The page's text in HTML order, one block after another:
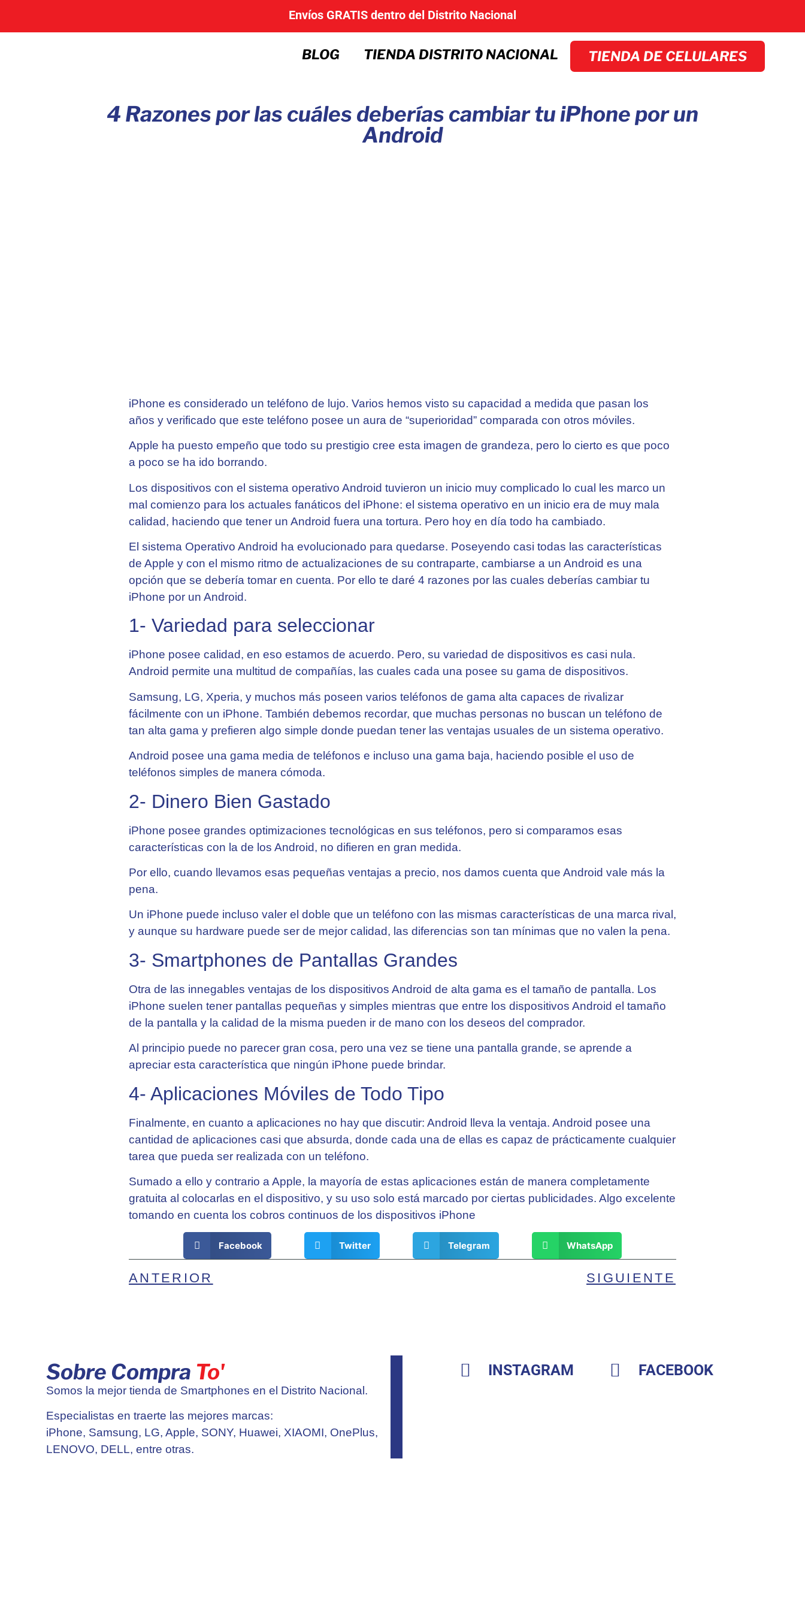
Envíos GRATIS dentro del Distrito Nacional
BLOG TIENDA DISTRITO NACIONAL TIENDA DE CELULARES
4 Razones por las cuáles deberías cambiar tu iPhone por un
Android
iPhone es considerado un teléfono de lujo. Varios hemos visto su capacidad a medida que pasan los
años y verificado que este teléfono posee un aura de “superioridad” comparada con otros móviles.
Apple ha puesto empeño que todo su prestigio cree esta imagen de grandeza, pero lo cierto es que poco
a poco se ha ido borrando.
Los dispositivos con el sistema operativo Android tuvieron un inicio muy complicado lo cual les marco un
mal comienzo para los actuales fanáticos del iPhone: el sistema operativo en un inicio era de muy mala
calidad, haciendo que tener un Android fuera una tortura. Pero hoy en día todo ha cambiado.
El sistema Operativo Android ha evolucionado para quedarse. Poseyendo casi todas las características
de Apple y con el mismo ritmo de actualizaciones de su contraparte, cambiarse a un Android es una
opción que se debería tomar en cuenta. Por ello te daré 4 razones por las cuales deberías cambiar tu
iPhone por un Android.
1- Variedad para seleccionar
iPhone posee calidad, en eso estamos de acuerdo. Pero, su variedad de dispositivos es casi nula.
Android permite una multitud de compañías, las cuales cada una posee su gama de dispositivos.
Samsung, LG, Xperia, y muchos más poseen varios teléfonos de gama alta capaces de rivalizar
fácilmente con un iPhone. También debemos recordar, que muchas personas no buscan un teléfono de
tan alta gama y prefieren algo simple donde puedan tener las ventajas usuales de un sistema operativo.
Android posee una gama media de teléfonos e incluso una gama baja, haciendo posible el uso de
teléfonos simples de manera cómoda.
2- Dinero Bien Gastado
iPhone posee grandes optimizaciones tecnológicas en sus teléfonos, pero si comparamos esas
características con la de los Android, no difieren en gran medida.
Por ello, cuando llevamos esas pequeñas ventajas a precio, nos damos cuenta que Android vale más la
pena.
Un iPhone puede incluso valer el doble que un teléfono con las mismas características de una marca rival,
y aunque su hardware puede ser de mejor calidad, las diferencias son tan mínimas que no valen la pena.
3- Smartphones de Pantallas Grandes
Otra de las innegables ventajas de los dispositivos Android de alta gama es el tamaño de pantalla. Los
iPhone suelen tener pantallas pequeñas y simples mientras que entre los dispositivos Android el tamaño
de la pantalla y la calidad de la misma pueden ir de mano con los deseos del comprador.
Al principio puede no parecer gran cosa, pero una vez se tiene una pantalla grande, se aprende a
apreciar esta característica que ningún iPhone puede brindar.
4- Aplicaciones Móviles de Todo Tipo
Finalmente, en cuanto a aplicaciones no hay que discutir: Android lleva la ventaja. Android posee una
cantidad de aplicaciones casi que absurda, donde cada una de ellas es capaz de prácticamente cualquier
tarea que pueda ser realizada con un teléfono.
Sumado a ello y contrario a Apple, la mayoría de estas aplicaciones están de manera completamente
gratuita al colocarlas en el dispositivo, y su uso solo está marcado por ciertas publicidades. Algo excelente
tomando en cuenta los cobros continuos de los dispositivos iPhone
Facebook Twitter Telegram WhatsApp
ANTERIOR SIGUIENTE
Sobre Compra To'
Somos la mejor tienda de Smartphones en el Distrito Nacional.
Especialistas en traerte las mejores marcas:
iPhone, Samsung, LG, Apple, SONY, Huawei, XIAOMI, OnePlus,
LENOVO, DELL, entre otras.
INSTAGRAM FACEBOOK